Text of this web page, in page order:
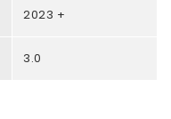
2023 +
3.0